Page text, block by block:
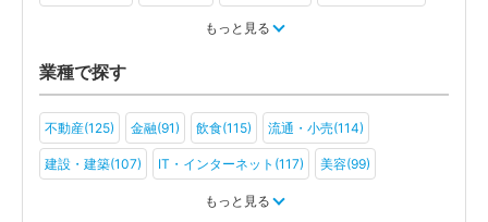
もっと見る
業種で探す
不動産(125) 金融(91) 飲食(115) 流通・小売(114)
建設・建築(107) IT・インターネット(117) 美容(99)
製造(107) 教育(88)
もっと見る